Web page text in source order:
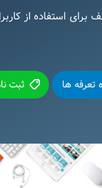
استفاده از
ها ثبت